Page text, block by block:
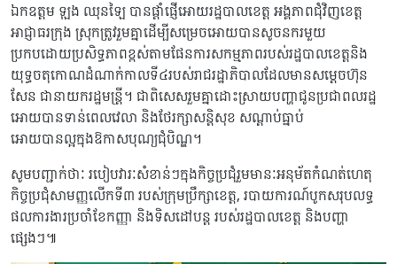
ឯកឧត្តម ឡុង ឈុនឡៃ បានផ្តាំផ្ញើអោយរដ្ឋបាលខេត្ត អង្គភាពជុំវិញខេត្ត
អាជ្ញាធរក្រុង ស្រុកត្រូវរួមគ្នាដើម្បីសម្រេចអោយបានសូចនករមួយ
ប្រកបដោយប្រសិទ្ធភាពខ្ពស់តាមផែនការសកម្មភាពរបស់រដ្ឋបាលខេត្តនិង
យុទ្ធចតុកោណដំណាក់កាលទី៤របស់រាជរដ្ឋាភិបាលដែលមានសម្តេចហ៊ុន
សែន ជានាយករដ្ឋមន្រ្តី។ ជាពិសេសរួមគ្នាដោះស្រាយបញ្ហា​​ជូនប្រជាពលរដ្ឋ
អោយបានទាន់ពេលវេលា និងថែរក្សាសន្តិសុខ សណ្តាប់ធ្នាប់
អោយបានល្អក្នុងឱកាសបុណ្យជុំបិណ្ឌ។
សូមបញ្ជាក់ថាៈ របៀបវារៈ​សំខាន់ៗក្នុងកិច្ចប្រជុំរួមមានៈអនុម័តកំណត់ហេតុ
កិច្ចប្រជុំសាមញ្ញលើកទី៣ របស់ក្រុមប្រឹក្សាខេត្ត, របាយការណ៍​បូកសរុប​លទ្ធ
ផលការងារ​ប្រចាំខែកញ្ញា និងទិសដៅបន្ត របស់រដ្ឋបាលខេត្ត និងបញ្ហា
ផ្សេងៗ៕